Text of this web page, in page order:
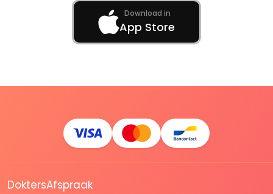
Download in
App Store
DoktersAfspraak